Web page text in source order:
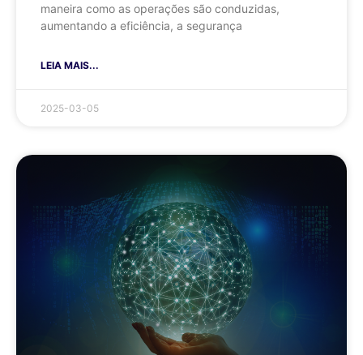
maneira como as operações são conduzidas,
aumentando a eficiência, a segurança
LEIA MAIS...
2025-03-05